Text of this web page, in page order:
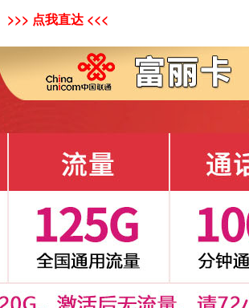
>>> 点我直达 <<<